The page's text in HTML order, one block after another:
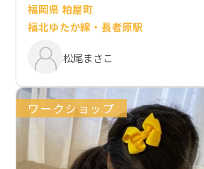
福岡県 粕屋町
福北ゆたか線・長者原駅
松尾まさこ
ワークショップ